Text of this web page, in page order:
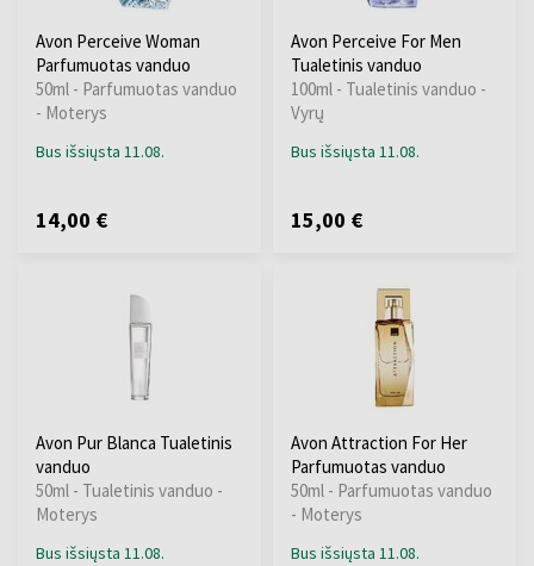
Avon Perceive Woman
Parfumuotas vanduo
50ml - Parfumuotas vanduo
- Moterys
Bus išsiųsta 11.08.
14,00 €
Avon Perceive For Men
Tualetinis vanduo
100ml - Tualetinis vanduo -
Vyrų
Bus išsiųsta 11.08.
15,00 €
Avon Pur Blanca Tualetinis
vanduo
50ml - Tualetinis vanduo -
Moterys
Bus išsiųsta 11.08.
Avon Attraction For Her
Parfumuotas vanduo
50ml - Parfumuotas vanduo
- Moterys
Bus išsiųsta 11.08.